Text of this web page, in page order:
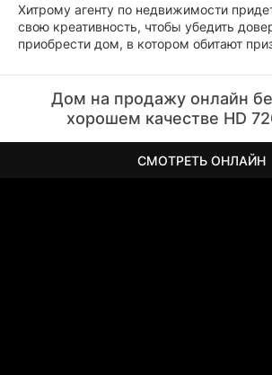
Хитрому агенту по недвижимости
свою креативность, чтобы убедить
приобрести дом, в котором обитают
Дом на продажу онлайн
хорошем качестве HD
СМОТРЕТЬ ОНЛАЙН